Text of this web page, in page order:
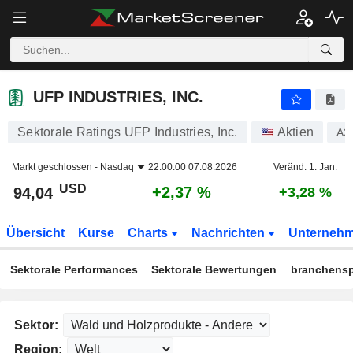
UFP INDUSTRIES, INC.
UFP INDUSTRIES, INC.
Sektorale Ratings UFP Industries, Inc. Aktien
Markt geschlossen - Nasdaq 22:00:00 07.08.2026 Veränd. 1. Jan.
94,04 USD +2,37 % +3,28 %
Übersicht Kurse Charts Nachrichten
Sektorale Performances Sektorale Bewertungen
Sektor:
Region: